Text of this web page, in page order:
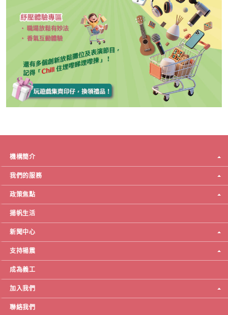
機構簡介
我們的服務
政策焦點
揚帆生活
新聞中心
支持楊震
成為義工
加入我們
聯絡我們